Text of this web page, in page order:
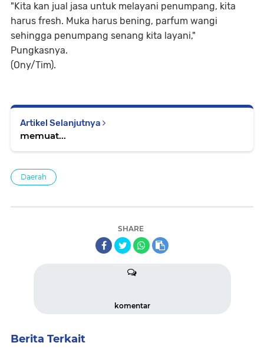
"Kita kan jual jasa untuk melayani penumpang, kita
harus fresh. Muka harus bening, parfum wangi
sehingga penumpang senang kita layani,"
Pungkasnya.
(Ony/Tim).
Artikel Selanjutnya
memuat...
Daerah
SHARE
komentar
Berita Terkait